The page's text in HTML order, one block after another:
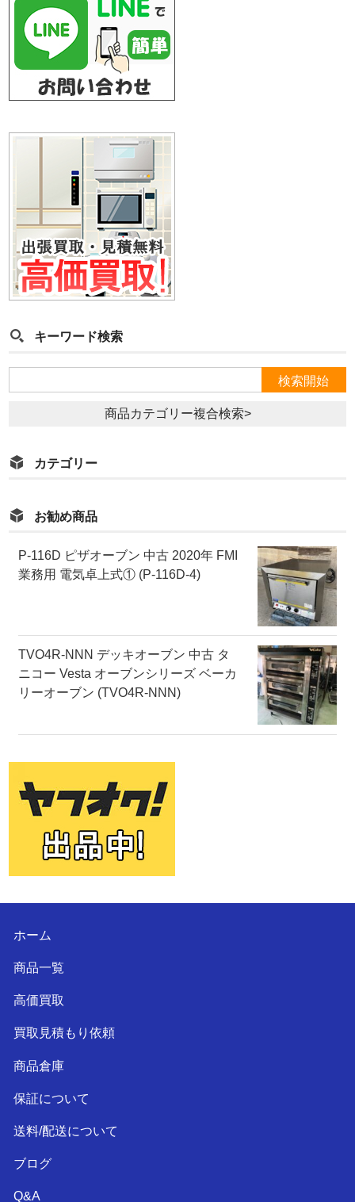
キーワード検索
商品カテゴリー複合検索>
カテゴリー
お勧め商品
P-116D ピザオーブン 中古 2020年 FMI
業務用 電気卓上式① (P-116D-4)
TVO4R-NNN デッキオーブン 中古 タ
ニコー Vesta オーブンシリーズ ベーカ
リーオーブン (TVO4R-NNN)
ホーム
商品一覧
高価買取
買取見積もり依頼
商品倉庫
保証について
送料/配送について
ブログ
Q&A